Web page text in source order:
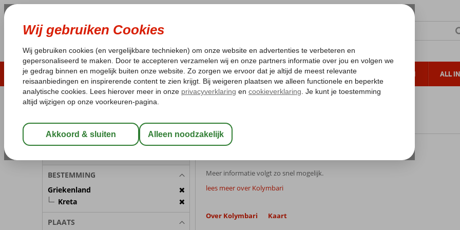
ZOMER 2026 LAST MINUTES WINTERZON ZONVAKANTIES VERRE REIZEN ALL
Laagsteprijsgarantie* Geen fueltoeslag Gratis annuleren*
REISGEZELSCHAP
Kamer 1: 2 Personen
BESTEMMING
Griekenland
Kreta
PLAATS
Home
Griekenland
Meer informatie volgt zo snel mogelijk.
lees meer over Kolymbari
Over Kolymbari Kaart